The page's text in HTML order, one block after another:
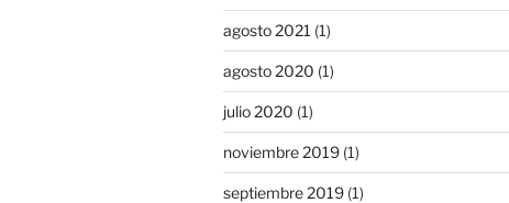
agosto 2021 (1)
agosto 2020 (1)
julio 2020 (1)
noviembre 2019(1)
septiembre 2019(1)